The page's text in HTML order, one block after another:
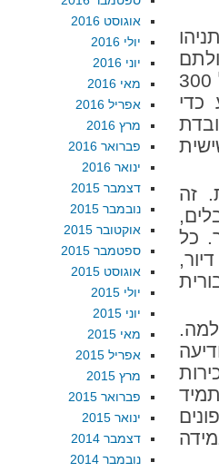
לקצץ בסיוע שלהם. עובדת סוציאלית ממונה בממוצע על 300
כדי
זה
כל
אוגוסט 2016
יולי 2016
יוני 2016
מאי 2016
אפריל 2016
מרץ 2016
פברואר 2016
ינואר 2016
דצמבר 2015
נובמבר 2015
אוקטובר 2015
ספטמבר 2015
אוגוסט 2015
יולי 2015
יוני 2015
מאי 2015
אפריל 2015
מרץ 2015
פברואר 2015
ינואר 2015
דצמבר 2014
נובמבר 2014